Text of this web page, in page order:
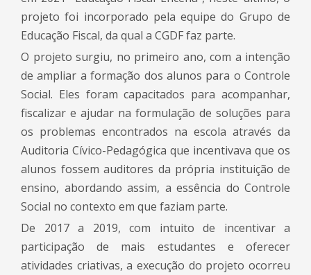
projeto foi incorporado pela equipe do Grupo de
Educação Fiscal, da qual a CGDF faz parte.
O projeto surgiu, no primeiro ano, com a intenção
de ampliar a formação dos alunos para o Controle
Social. Eles foram capacitados para acompanhar,
fiscalizar e ajudar na formulação de soluções para
os problemas encontrados na escola através da
Auditoria Cívico-Pedagógica que incentivava que os
alunos fossem auditores da própria instituição de
ensino, abordando assim, a essência do Controle
Social no contexto em que faziam parte.
De 2017 a 2019, com intuito de incentivar a
participação de mais estudantes e oferecer
atividades criativas, a execução do projeto ocorreu